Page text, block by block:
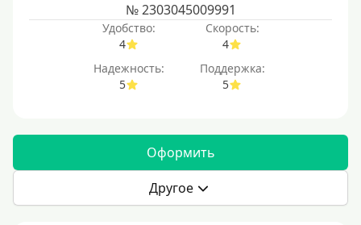
№ 2303045009991
Удобство:
4
Скорость:
4
Надежность:
5
Поддержка:
5
Оформить
Другое